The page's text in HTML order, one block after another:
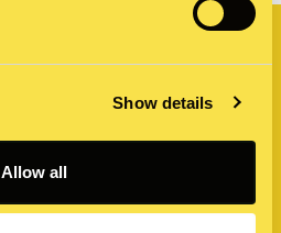
Show details
Allow all